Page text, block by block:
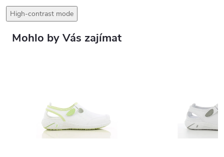
High-contrast mode
Mohlo by Vás zajímat